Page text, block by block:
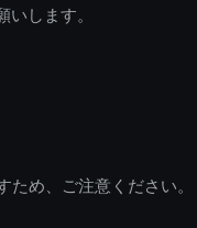
します。
め、ご注意ください。